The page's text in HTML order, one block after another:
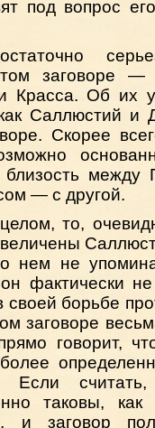
под вопрос
заговоре
Красса. Об их
Саллюстий и
Скорее
близость
— с другой.
то,
нем не
фактически не
своей борьбе
заговоре
говорит,
Если
таковы,
и заговор